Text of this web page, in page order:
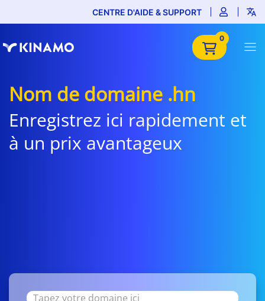
CENTRE D'AIDE & SUPPORT
0
Nom de domaine .hn
Enregistrez ici rapidement et
à un prix avantageux